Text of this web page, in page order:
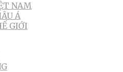
NAM
Á
GIỚI